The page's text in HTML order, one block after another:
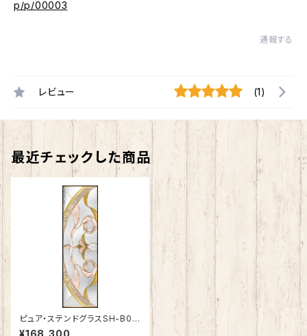
p/p/00003
通報する
レビュー (1)
最近チェックした商品
ピュア・ステンドグラスSH-B04
N